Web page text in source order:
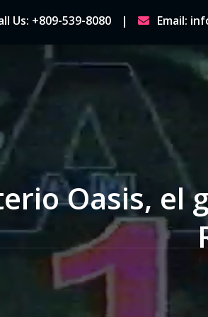
Us: +809-539-8080 Email:
Oasis, el